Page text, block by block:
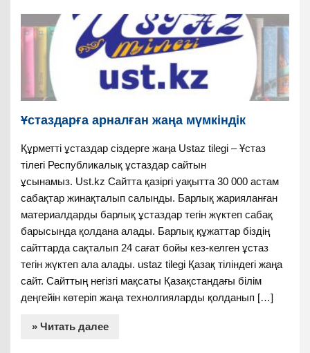
Ұстаздарға арналған жаңа мүмкіндік
Құрметті ұстаздар сіздерге жаңа Ustaz tilegi – Ұстаз
тілегі Республикалық ұстаздар сайтын
ұсынамыз. Ust.kz Сайтта қазіргі уақытта 30 000 астам
сабақтар жинақталып салынды. Барлық жарияланған
материалдарды барлық ұстаздар тегін жүктеп сабақ
барысында қолдана алады. Барлық құжаттар біздің
сайттарда сақталып 24 сағат бойы кез-келген ұстаз
тегін жүктеп ала алады. ustaz tilegi Қазақ тіліндегі жаңа
сайт. Сайттың негізгі мақсаты Қазақстандағы білім
деңгейін көтеріп жаңа технолгияларды қолданып […]
» Читать далее